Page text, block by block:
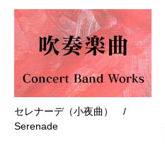
セレナーデ（小夜曲） /
Serenade